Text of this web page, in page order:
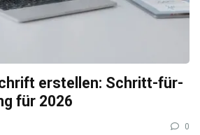
erstellen: Schritt-für-
für 2026
0